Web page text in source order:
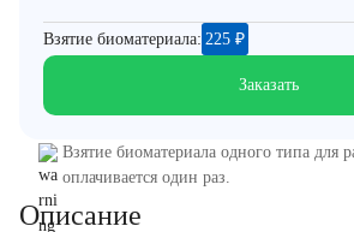
Описание
Взятие биоматериала: 225 ₽
Заказать
Взятие биоматериала одного типа для
оплачивается один раз.